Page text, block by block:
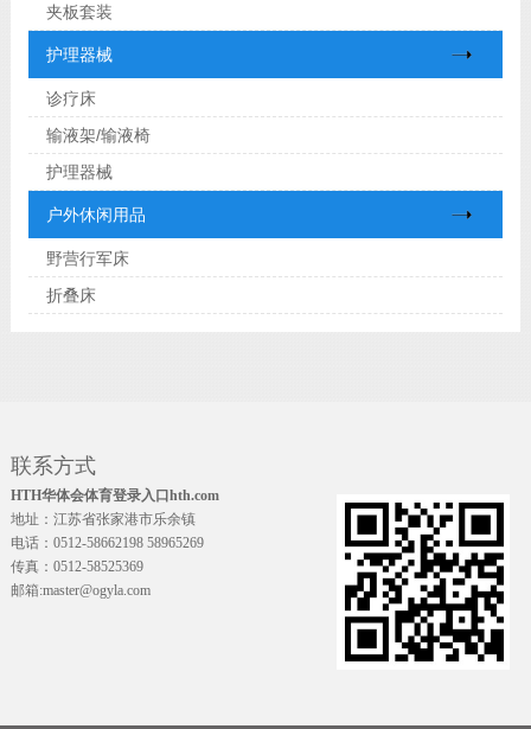
夹板套装
护理器械
诊疗床
输液架/输液椅
护理器械
户外休闲用品
野营行军床
折叠床
联系方式
HTH华体会体育登录入口hth.com
地址：江苏省张家港市乐余镇
电话：0512-58662198 58965269
传真：0512-58525369
邮箱:master@ogyla.com